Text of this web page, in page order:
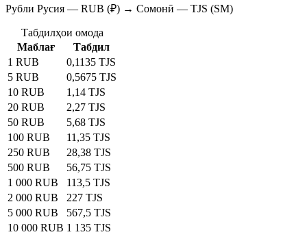
Рубли Русия — RUB (₽) → Сомонӣ — TJS (SM)
Табдилҳои омода
Маблағ
Табдил
1 RUB
0,1135 TJS
5 RUB
0,5675 TJS
10 RUB
1,14 TJS
20 RUB
2,27 TJS
50 RUB
5,68 TJS
100 RUB
11,35 TJS
250 RUB
28,38 TJS
500 RUB
56,75 TJS
1 000 RUB
113,5 TJS
2 000 RUB
227 TJS
5 000 RUB
567,5 TJS
10 000 RUB 1 135 TJS